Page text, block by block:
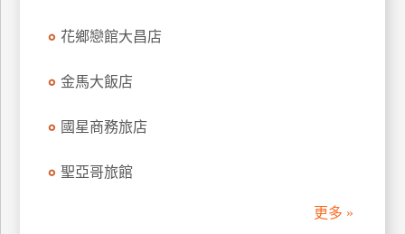
花鄉戀館大昌店
金馬大飯店
國星商務旅店
聖亞哥旅館
更多 »